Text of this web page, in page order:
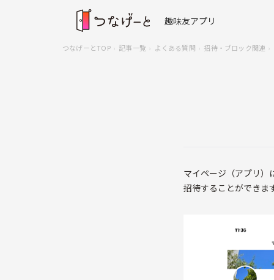
趣味友アプリ
つなげーとTOP 記事一覧 よくある質問 招待・ブロック関連
マイページ（アプリ）
招待することができま